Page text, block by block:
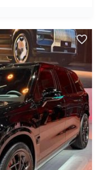
favorite_border